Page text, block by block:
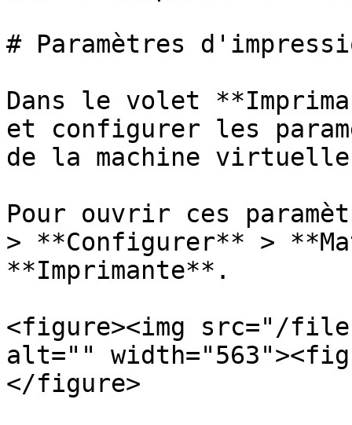
# Paramètres
Dans le volet
et configurer les
de la machine
Pour ouvrir ces
> **Configurer** >
**Imprimante**.
<figure><img src="/files/
alt=""
</figure>